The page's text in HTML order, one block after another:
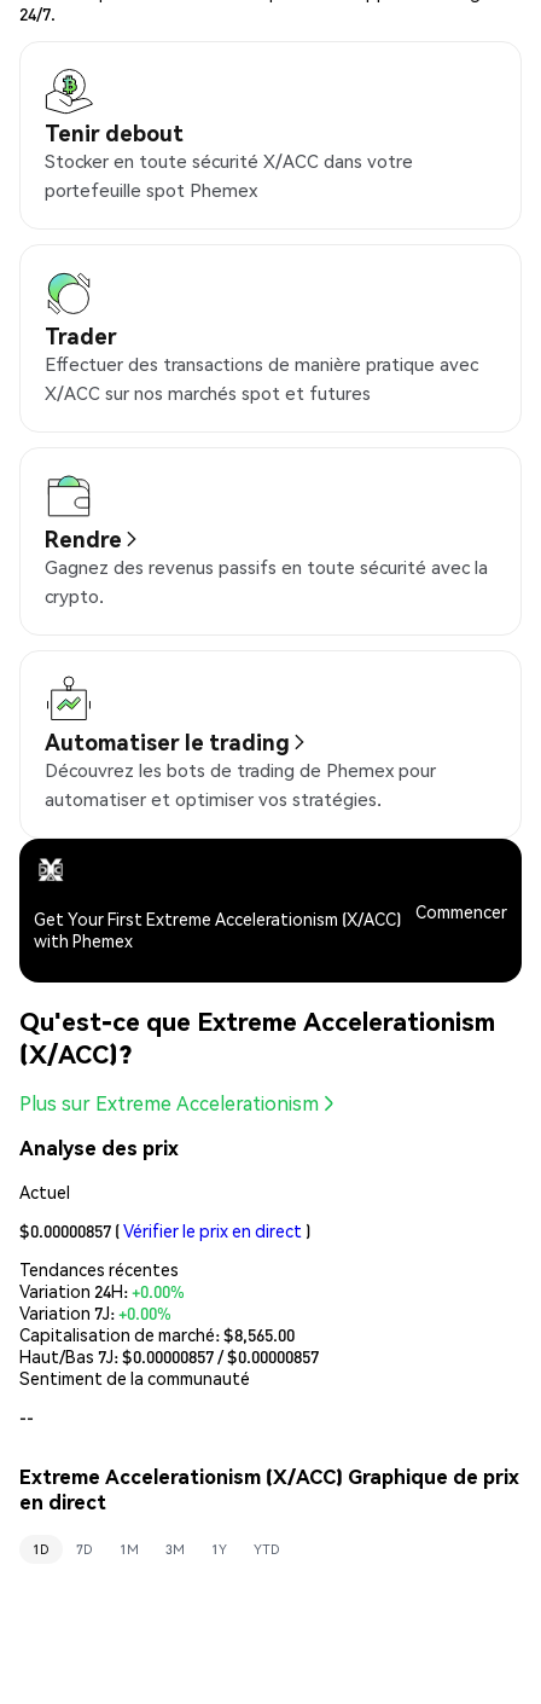
24/7.
Tenir debout
Stocker en toute sécurité X/ACC dans votre
portefeuille spot Phemex
Trader
Effectuer des transactions de manière pratique avec
X/ACC sur nos marchés spot et futures
Rendre
Gagnez des revenus passifs en toute sécurité avec la
crypto.
Automatiser le trading
Découvrez les bots de trading de Phemex pour
automatiser et optimiser vos stratégies.
Get Your First Extreme Accelerationism (X/ACC)
with Phemex
Commencer
Qu'est-ce que Extreme Accelerationism
(X/ACC)?
Plus sur Extreme Accelerationism
Analyse des prix
Actuel
$0.00000857 (Vérifier le prix en direct )
Tendances récentes
Variation 24H:+0.00%
Variation 7J:+0.00%
Capitalisation de marché:$8,565.00
Haut/Bas 7J: $0.00000857/ $0.00000857
Sentiment de la communauté
--
Extreme Accelerationism (X/ACC) Graphique de prix
en direct
1D 7D 1M 3M 1Y YTD